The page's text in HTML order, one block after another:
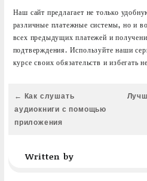
Наш сайт предлагает не только
различные платежные системы, но и
всех предыдущих платежей и
подтверждения. Используйте наши
курсе своих обязательств и избегать
по
записям
← Как слушать
аудиокниги с помощью
приложения
Written by